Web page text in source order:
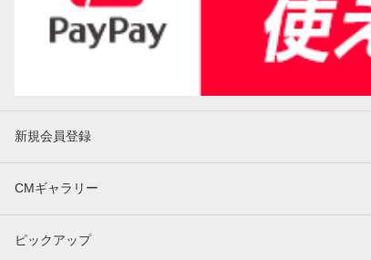
新規会員登録
CMギャラリー
ピックアップ